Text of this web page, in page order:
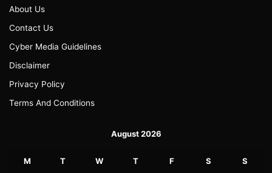
About Us
Contact Us
Cyber Media Guidelines
Disclaimer
Privacy Policy
Terms And Conditions
August 2026
M T W T F S S